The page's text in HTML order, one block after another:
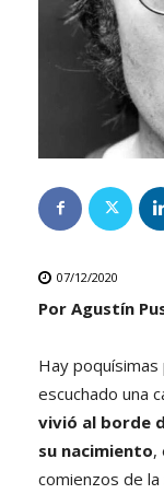
07/12/2020
Por Agustín
Hay
escuchado una
vivió al borde
su nacimiento,
comienzos de la